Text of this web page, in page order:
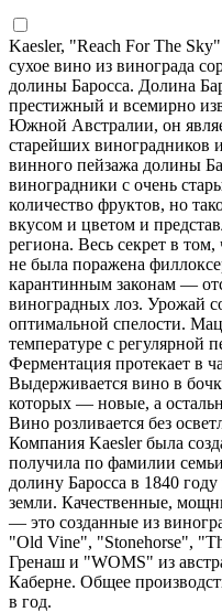
Kaesler, "Reach For The
сухое вино из винограда
долины Баросса. Долина
престижный и всемирно
Южной Австралии, он
старейших виноградников
винного пейзажа долины
виноградники с очень
количество фруктов, но
вкусом и цветом и
региона. Весь секрет в том,
не была поражена
карантинным законам —
виноградных лоз. Урожай
оптимальной спелости.
температуре с регулярной
Ферментация протекает в
Выдерживается вино в
которых — новые, а
Вино розливается без
Компания Kaesler была
получила по фамилии
долину Баросса в 1840
земли. Качественные,
— это созданные из
"Old Vine", "Stonehorse",
Гренаш и "WOMS" из
Каберне. Общее
в год.